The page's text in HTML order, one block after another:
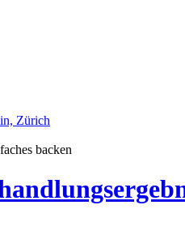
Zürich
backen